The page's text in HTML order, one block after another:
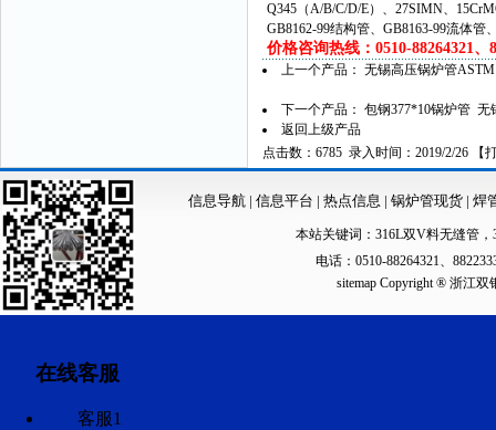
Q345（A/B/C/D/E）、27SIMN、
GB8162-99结构管、GB8163-99流体
价格咨询热线：0510-88264321、
上一个产品： 无锡高压锅炉管
下一个产品： 包钢377*10锅炉管 无
返回上级产品
点击数：6785 录入时间：2019/2/26 【
信息导航| 信息平台 | 热点信息 | 锅炉管现货 | 焊
本站关键词： 316L双V料无缝管 ，
电话：0510-88264321、
sitemapCopyright ® 浙江双
在线客服
客服1